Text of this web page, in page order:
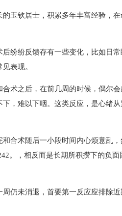
玉钦居士，积累多年丰富经验，
纷纷反馈存有一些变化，比如日
表现。
合术之后，在前几周的时候，偶尔
，难以下咽。这类反应，是心绪
和合术随后一小段时间内心烦意乱
。，相反而是长期所积攒下的负
仍未消退，首要第一反应应排除